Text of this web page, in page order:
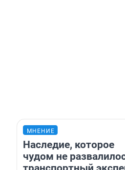
МНЕНИЕ
Наследие, которое
чудом не